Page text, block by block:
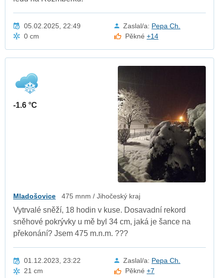
05.02.2025, 22:49 Zaslal/a: Pepa Ch.
0 cm
Pěkné+14
-1.6 °C
Mladošovice 475 mnm / Jihočeský kraj
Vytrvalé sněží, 18 hodin v kuse. Dosavadní rekord
sněhové pokrývky u mě byl 34 cm, jaká je šance na
překonání? Jsem 475 m.n.m. ???
01.12.2023, 23:22 Zaslal/a: Pepa Ch.
21 cm
Pěkné+7